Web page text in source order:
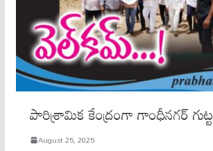
పారిశ్రామిక కేంద్రంగా గాంధీన‌గ‌ర్ గుట్ట‌
August 25, 2025